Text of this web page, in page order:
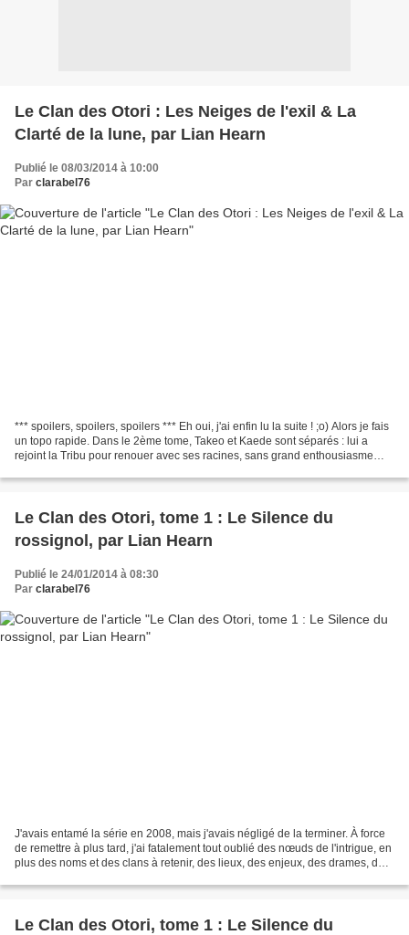
Le Clan des Otori : Les Neiges de l'exil & La
Clarté de la lune, par Lian Hearn
Publié le 08/03/2014 à 10:00
Par clarabel76
*** spoilers, spoilers, spoilers *** Eh oui, j'ai enfin lu la suite ! ;o) Alors je fais
un topo rapide. Dans le 2ème tome, Takeo et Kaede sont séparés : lui a
rejoint la Tribu pour renouer avec ses racines, sans grand enthousiasme
Le Clan des Otori, tome 1 : Le Silence du
rossignol, par Lian Hearn
Publié le 24/01/2014 à 08:30
Par clarabel76
J'avais entamé la série en 2008, mais j'avais négligé de la terminer. À force
de remettre à plus tard, j'ai fatalement tout oublié des nœuds de l'intrigue, en
plus des noms et des clans à retenir, des lieux, des enjeux, des drames, des
Le Clan des Otori, tome 1 : Le Silence du